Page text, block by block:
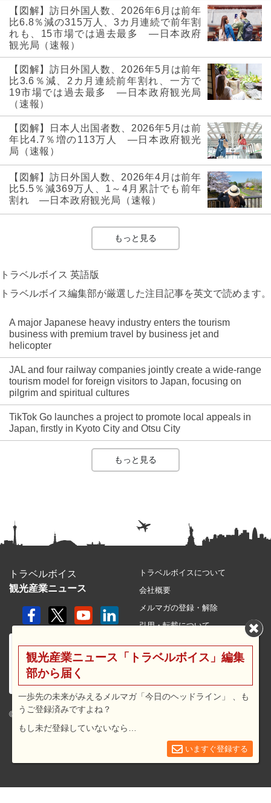
【図解】訪日外国人数、2026年6月は前年
比6.8％減の315万人、3カ月連続で前年割
れも、15市場では過去最多 ―日本政府
観光局（速報）
【図解】訪日外国人数、2026年5月は前年
比3.6％減、2カ月連続前年割れ、一方で
19市場では過去最多 ―日本政府観光局
（速報）
【図解】日本人出国者数、2026年5月は前
年比4.7％増の113万人 ―日本政府観光
局（速報）
【図解】訪日外国人数、2026年4月は前年
比5.5％減369万人、1～4月累計でも前年
割れ ―日本政府観光局（速報）
もっと見る
トラベルボイス 英語版
トラベルボイス編集部が厳選した注目記事を英文で読めます。
A major Japanese heavy industry enters the tourism
business with premium travel by business jet and
helicopter
JAL and four railway companies jointly create a wide-range
tourism model for foreign visitors to Japan, focusing on
pilgrim and spiritual cultures
TikTok Go launches a project to promote local appeals in
Japan, firstly in Kyoto City and Otsu City
もっと見る
トラベルボイス
観光産業ニュース
© 2026 travel voice.
トラベルボイスについて
会社概要
メルマガの登録・解除
引用・転載について
利用規約
広告メニュー・料金
観光産業ニュース「トラベルボイス」編集
部から届く
一歩先の未来がみえるメルマガ「今日のヘッドライン」 、も
うご登録済みですよね？
もし未だ登録していないなら…
いますぐ登録する